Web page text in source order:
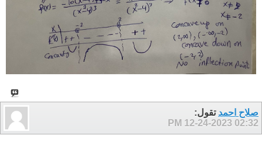
صلاح احمد تقول:
12-24-2023 02:32 PM